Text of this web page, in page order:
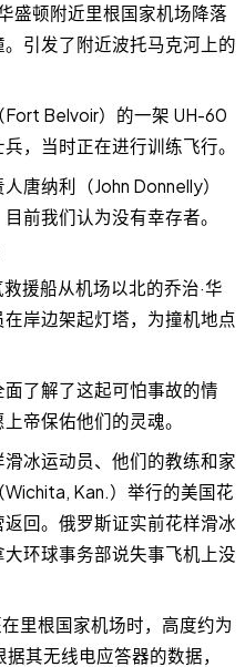
盛顿附近里根国家机场降落
引发了附近波托马克河上的
Belvoir）的一架 UH-60
，当时正在进行训练飞行。
唐纳利（John Donnelly）
前我们认为没有幸存者。
援船从机场以北的乔治·华
岸边架起灯塔，为撞机地点
了解了这起可怕事故的情
帝保佑他们的灵魂。
冰运动员、他们的教练和家
Kan.）举行的美国花
回。俄罗斯证实前花样滑冰
环球事务部说失事飞机上没
里根国家机场时，高度约为
其无线电应答器的数据，